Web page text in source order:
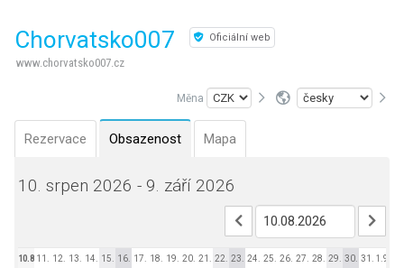
Chorvatsko007 Oficiální web
www.chorvatsko007.cz
Měna
Rezervace Obsazenost Mapa
10. srpen 2026 - 9. září 2026
10.8.11. 12. 13. 14. 15. 16. 17. 18. 19. 20. 21. 22. 23. 24. 25. 26. 27. 28. 29. 30. 31. 1.9.